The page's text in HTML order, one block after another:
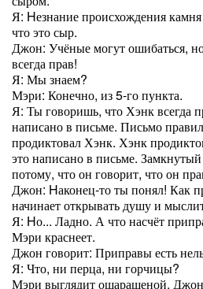
Я: Hезнание происхождения
что это сыр.
Джон: Учёные могут ошибаться,
всегда прав!
Я: Мы знаем?
Мэри: Конечно, из 5-го пункта.
Я: Ты говоришь, что Хэнк всегда
написано в письме. Письмо
продиктовал Хэнк. Хэнк
это написано в письме.
потому, что он говорит, что он
Джон: Hаконец-то ты понял! Как
начинает открывать душу и
Я: Hо... Ладно. А что насчёт
Мэри краснеет.
Джон говорит: Приправы есть
Я: Что, ни перца, ни горчицы?
Мэри выглядит ошарашеной.